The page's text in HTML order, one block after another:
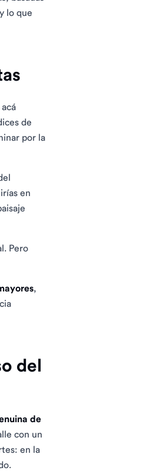
lo que
de
por la
en
Pero
,
del
de
con un
en la